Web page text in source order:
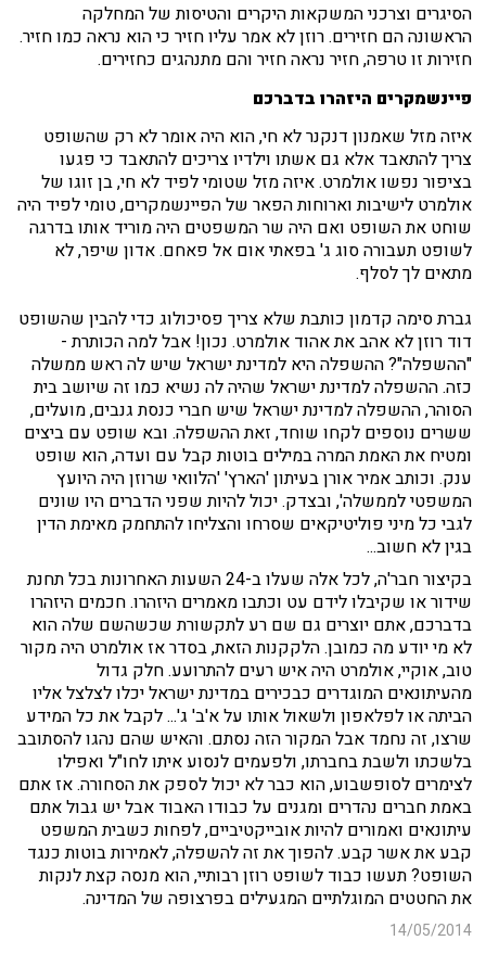
הסיגרים וצרכני המשקאות היקרים והטיסות של המחלקה
הראשונה הם חזירים. רוזן לא אמר עליו חזיר כי הוא נראה כמו חזיר.
חזירות זו טרפה, חזיר נראה חזיר והם מתנהגים כחזירים.
פיינשמקרים היזהרו בדברכם
איזה מזל שאמנון דנקנר לא חי, הוא היה אומר לא רק שהשופט
צריך להתאבד אלא גם אשתו וילדיו צריכים להתאבד כי פגעו
בציפור נפשו אולמרט. איזה מזל שטומי לפיד לא חי, בן זוגו של
אולמרט לישיבות וארוחות הפאר של הפיינשמקרים, טומי לפיד היה
שוחט את השופט ואם היה שר המשפטים היה מוריד אותו בדרגה
לשופט תעבורה סוג ג' בפאתי אום אל פאחם. אדון שיפר, לא
מתאים לך לסלף.
גברת סימה קדמון כותבת שלא צריך פסיכולוג כדי להבין שהשופט
דוד רוזן לא אהב את אהוד אולמרט. נכון! אבל למה הכותרת -
"ההשפלה"? ההשפלה היא למדינת ישראל שיש לה ראש ממשלה
כזה. ההשפלה למדינת ישראל שהיה לה נשיא כמו זה שיושב בית
הסוהר, ההשפלה למדינת ישראל שיש חברי כנסת גנבים, מועלים,
ששרים נוספים לקחו שוחד, זאת ההשפלה. ובא שופט עם ביצים
ומטיח את האמת המרה במילים בוטות קבל עם ועדה, הוא שופט
ענק. וכותב אמיר אורן בעיתון 'הארץ' 'הלוואי שרוזן היה היועץ
המשפטי לממשלה', ובצדק. יכול להיות שפני הדברים היו שונים
לגבי כל מיני פוליטיקאים שסרחו והצליחו להתחמק מאימת הדין
בגין לא חשוב...
בקיצור חבר'ה, לכל אלה שעלו ב-24 השעות האחרונות בכל תחנת
שידור או שקיבלו לידם עט וכתבו מאמרים היזהרו. חכמים היזהרו
בדברכם, אתם יוצרים גם שם רע לתקשורת שכשהשם שלה הוא
לא מי יודע מה כמובן. הלקקנות הזאת, בסדר אז אולמרט היה מקור
טוב, אוקיי, אולמרט היה איש רעים להתרועע. חלק גדול
מהעיתונאים המוגדרים כבכירים במדינת ישראל יכלו לצלצל אליו
הביתה או לפלאפון ולשאול אותו על א'ב' ג'... לקבל את כל המידע
שרצו, זה נחמד אבל המקור הזה נסתם. והאיש שהם נהגו להסתובב
בלשכתו ולשבת בחברתו, ולפעמים לנסוע איתו לחו"ל ואפילו
לצימרים לסופשבוע, הוא כבר לא יכול לספק את הסחורה. אז אתם
באמת חברים נהדרים ומגנים על כבודו האבוד אבל יש גבול אתם
עיתונאים ואמורים להיות אובייקטיביים, לפחות כשבית המשפט
קבע את אשר קבע. להפוך את זה להשפלה, לאמירות בוטות כנגד
השופט? תעשו כבוד לשופט רוזן רבותיי, הוא מנסה קצת לנקות
את החטטים המוגלתיים המגעילים בפרצופה של המדינה.
14/05/2014